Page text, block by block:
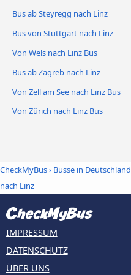
Bus ab Steyregg nach Linz
Bus von Stuttgart nach Linz
Von Wels nach Linz Bus
Bus ab Zagreb nach Linz
Von Zell am See nach Linz Bus
Von Zürich nach Linz Bus
CheckMyBus› Busse in Deutschland
nach Linz
IMPRESSUM
DATENSCHUTZ
ÜBER UNS